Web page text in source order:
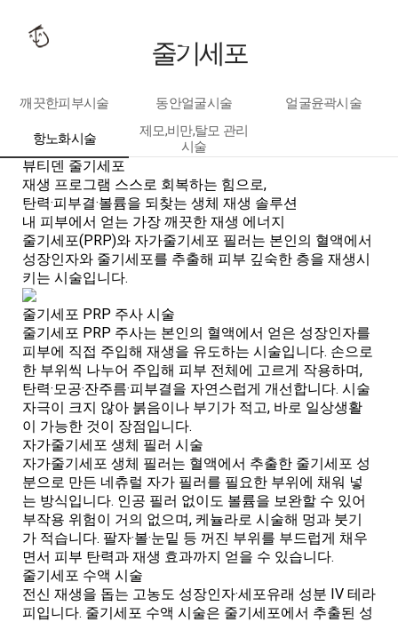
줄기세포
깨끗한피부시술 동안얼굴시술 얼굴윤곽시술
항노화시술
제모,비만,탈모 관리
시술
뷰티덴 줄기세포
재생 프로그램 스스로 회복하는 힘으로,
탄력·피부결·볼륨을 되찾는 생체 재생 솔루션
내 피부에서 얻는 가장 깨끗한 재생 에너지
줄기세포(PRP)와 자가줄기세포 필러는 본인의 혈액에서
성장인자와 줄기세포를 추출해 피부 깊숙한 층을 재생시
키는 시술입니다.
줄기세포 PRP 주사 시술
줄기세포 PRP 주사는 본인의 혈액에서 얻은 성장인자를
피부에 직접 주입해 재생을 유도하는 시술입니다. 손으로
한 부위씩 나누어 주입해 피부 전체에 고르게 작용하며,
탄력·모공·잔주름·피부결을 자연스럽게 개선합니다. 시술
자극이 크지 않아 붉음이나 부기가 적고, 바로 일상생활
이 가능한 것이 장점입니다.
자가줄기세포 생체 필러 시술
자가줄기세포 생체 필러는 혈액에서 추출한 줄기세포 성
분으로 만든 네츄럴 자가 필러를 필요한 부위에 채워 넣
는 방식입니다. 인공 필러 없이도 볼륨을 보완할 수 있어
부작용 위험이 거의 없으며, 케뉼라로 시술해 멍과 붓기
가 적습니다. 팔자·볼·눈밑 등 꺼진 부위를 부드럽게 채우
면서 피부 탄력과 재생 효과까지 얻을 수 있습니다.
줄기세포 수액 시술
전신 재생을 돕는 고농도 성장인자·세포유래 성분 IV 테라
피입니다. 줄기세포 수액 시술은 줄기세포에서 추출된 성